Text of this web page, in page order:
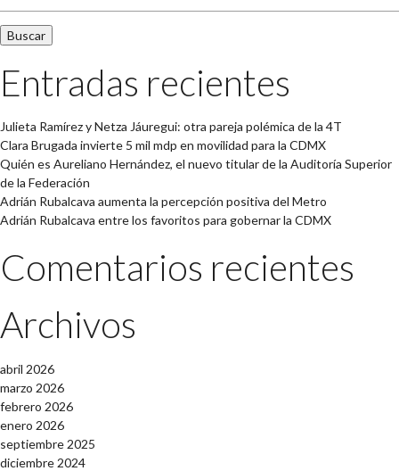
Entradas recientes
Julieta Ramírez y Netza Jáuregui: otra pareja polémica de la 4T
Clara Brugada invierte 5 mil mdp en movilidad para la CDMX
Quién es Aureliano Hernández, el nuevo titular de la Auditoría Superior
de la Federación
Adrián Rubalcava aumenta la percepción positiva del Metro
Adrián Rubalcava entre los favoritos para gobernar la CDMX
Comentarios recientes
Archivos
abril 2026
marzo 2026
febrero 2026
enero 2026
septiembre 2025
diciembre 2024